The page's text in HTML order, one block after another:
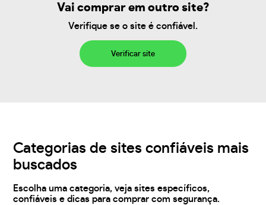
Vai comprar em outro site?
Verifique se o site é confiável.
Verificar site
Categorias de sites confiáveis mais
buscados
Escolha uma categoria, veja sites específicos,
confiáveis e dicas para comprar com segurança.